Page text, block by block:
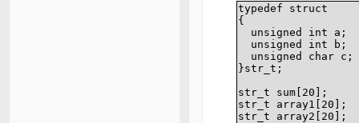
typedef struct
{
unsigned int a;
unsigned int b;
unsigned char c;
}str_t;
str_t sum[20];
str_t array1[20];
str_t array2[20];